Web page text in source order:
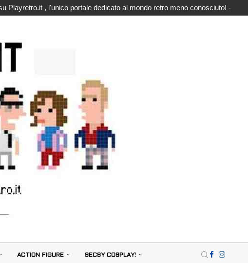
Playretro.it , l'unico portale dedicato al mondo retro meno conosciuto! -
ACTION FIGURE SECSY COSPLAY!